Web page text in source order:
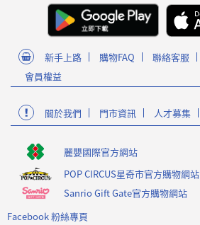
新手上路 購物FAQ 聯絡客服
會員權益
關於我們 門市資訊 人才募集
麗嬰國際官方網站
POP CIRCUS星奇市官方購物網站
Sanrio Gift Gate官方購物網站
Facebook 粉絲專頁